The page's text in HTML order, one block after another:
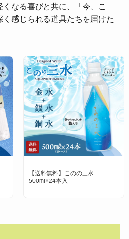
なる喜びと共に、「今、こ
く感じられる道具たちを届けた
【送料無料】このの三水
500ml×24本入